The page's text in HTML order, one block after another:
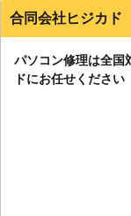
から対応までわり
かったと思います
神奈川県 横須賀市
合同会社ヒジカド
パソコン修理は全国
ドにお任せください